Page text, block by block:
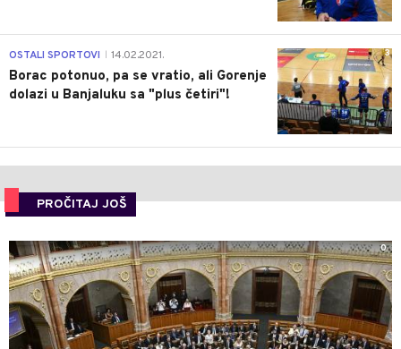
3
OSTALI SPORTOVI 14.02.2021.
Borac potonuo, pa se vratio, ali Gorenje
dolazi u Banjaluku sa "plus četiri"!
PROČITAJ JOŠ
0